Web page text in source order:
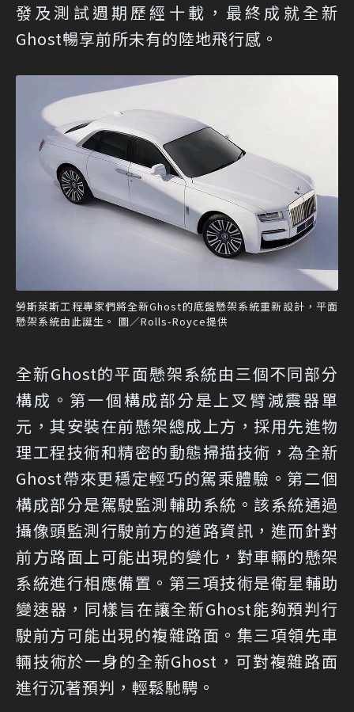
發及測試週期歷經十載，最終成就全新
Ghost暢享前所未有的陸地飛行感。
勞斯萊斯工程專家們將全新Ghost的底盤懸架系統重新設計，平面
懸架系統由此誕生。 圖／Rolls-Royce提供
全新Ghost的平面懸架系統由三個不同部分
構成。第一個構成部分是上叉臂減震器單
元，其安裝在前懸架總成上方，採用先進物
理工程技術和精密的動態掃描技術，為全新
Ghost帶來更穩定輕巧的駕乘體驗。第二個
構成部分是駕駛監測輔助系統。該系統通過
攝像頭監測行駛前方的道路資訊，進而針對
前方路面上可能出現的變化，對車輛的懸架
系統進行相應備置。第三項技術是衛星輔助
變速器，同樣旨在讓全新Ghost能夠預判行
駛前方可能出現的複雜路面。集三項領先車
輛技術於一身的全新Ghost，可對複雜路面
進行沉著預判，輕鬆馳騁。